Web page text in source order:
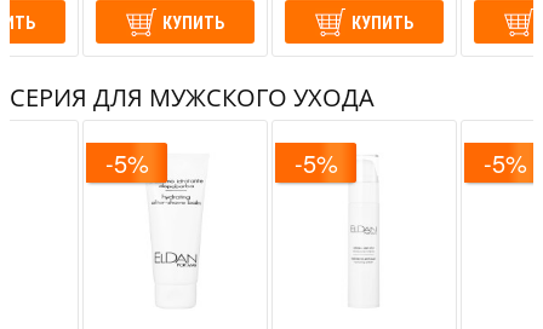
КУПИТЬ КУПИТЬ
СЕРИЯ ДЛЯ МУЖСКОГО УХОДА
-5% -5% -5%